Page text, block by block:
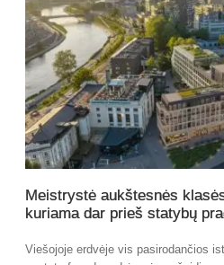
Meistrystė aukštesnės
kuriama dar prieš statybų
Viešojoje erdvėje vis pasirodančios